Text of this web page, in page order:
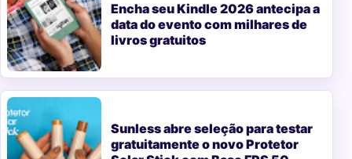
Encha seu Kindle 2026 antecipa a
data do evento com milhares de
livros gratuitos
Sunless abre seleção para testar
gratuitamente o novo Protetor